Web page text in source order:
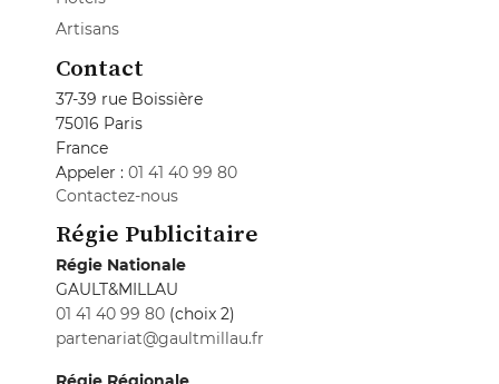
Artisans
Contact
37-39 rue Boissière
75016 Paris
France
Appeler : 01 41 40 99 80
Contactez-nous
Régie Publicitaire
Régie Nationale
GAULT&MILLAU
01 41 40 99 80 (choix 2)
partenariat@gaultmillau.fr